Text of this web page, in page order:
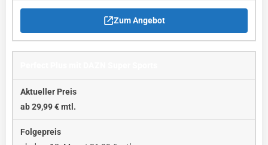
Zum Angebot
ab 29,99 € mtl.